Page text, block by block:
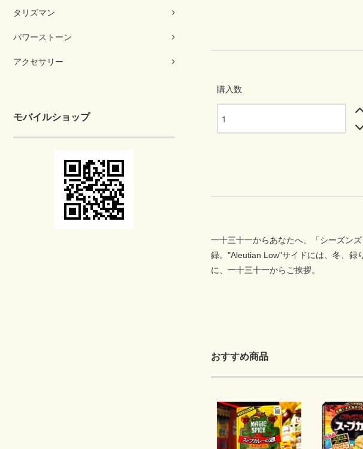
タリズマン
パワーストーン
アクセサリー
モバイルショップ
購入数
一十三十一からあなたへ、「シーズン
録。"Aleutian Low"サイドには、冬、録
に、一十三十一からご挨拶。
おすすめ商品